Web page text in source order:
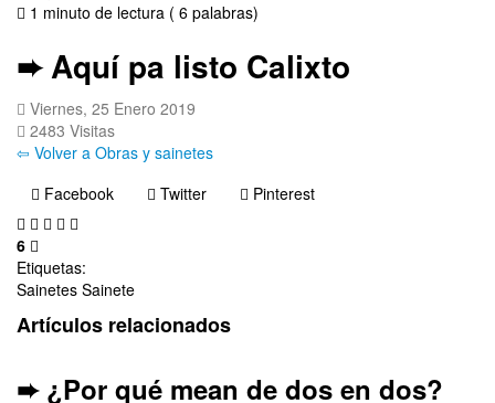
1 minuto de lectura ( 6 palabras)
➨ Aquí pa listo Calixto
Viernes, 25 Enero 2019
2483 Visitas
⇦ Volver a Obras y sainetes
Facebook
Twitter Pinterest
6
Etiquetas:
Sainetes Sainete
Artículos relacionados
➨ ¿Por qué mean de dos en dos?